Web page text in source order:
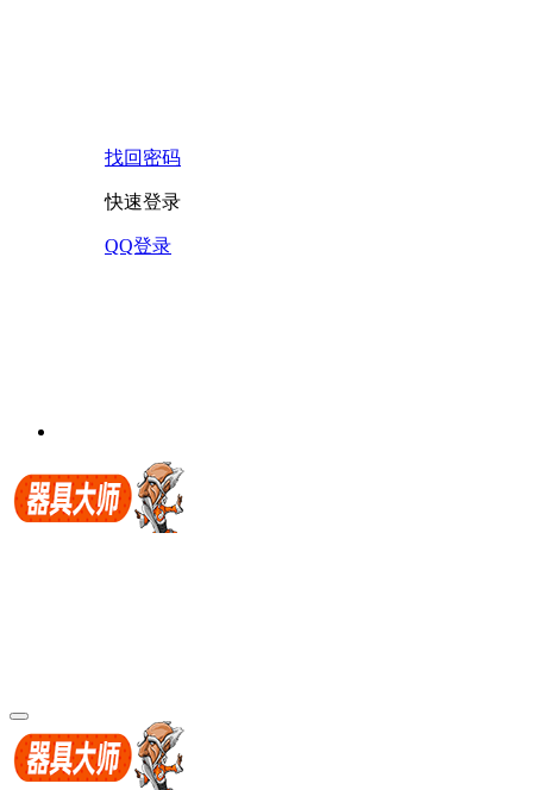
找回密码
快速登录
QQ登录